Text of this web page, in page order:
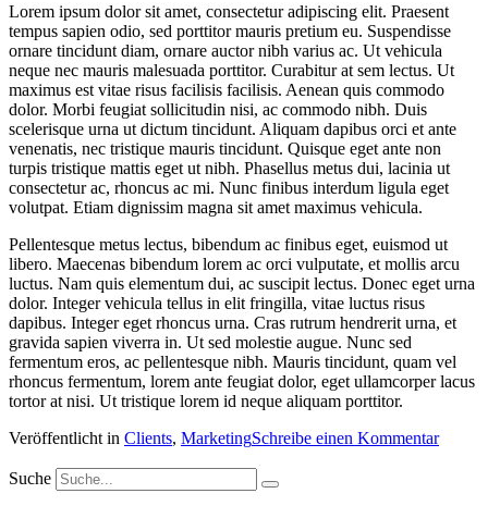
Lorem ipsum dolor sit amet, consectetur adipiscing elit. Praesent
tempus sapien odio, sed porttitor mauris pretium eu. Suspendisse
ornare tincidunt diam, ornare auctor nibh varius ac. Ut vehicula
neque nec mauris malesuada porttitor. Curabitur at sem lectus. Ut
maximus est vitae risus facilisis facilisis. Aenean quis commodo
dolor. Morbi feugiat sollicitudin nisi, ac commodo nibh. Duis
scelerisque urna ut dictum tincidunt. Aliquam dapibus orci et ante
venenatis, nec tristique mauris tincidunt. Quisque eget ante non
turpis tristique mattis eget ut nibh. Phasellus metus dui, lacinia ut
consectetur ac, rhoncus ac mi. Nunc finibus interdum ligula eget
volutpat. Etiam dignissim magna sit amet maximus vehicula.
Pellentesque metus lectus, bibendum ac finibus eget, euismod ut
libero. Maecenas bibendum lorem ac orci vulputate, et mollis arcu
luctus. Nam quis elementum dui, ac suscipit lectus. Donec eget urna
dolor. Integer vehicula tellus in elit fringilla, vitae luctus risus
dapibus. Integer eget rhoncus urna. Cras rutrum hendrerit urna, et
gravida sapien viverra in. Ut sed molestie augue. Nunc sed
fermentum eros, ac pellentesque nibh. Mauris tincidunt, quam vel
rhoncus fermentum, lorem ante feugiat dolor, eget ullamcorper lacus
tortor at nisi. Ut tristique lorem id neque aliquam porttitor.
Veröffentlicht in Clients, MarketingSchreibe einen Kommentar
Suche